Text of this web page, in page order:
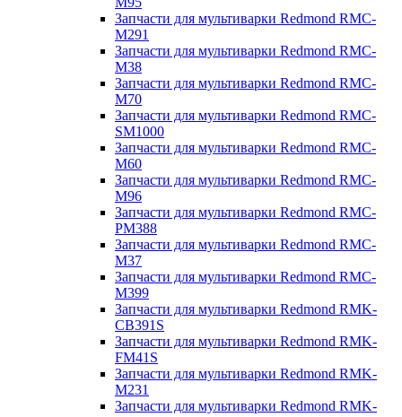
Запчасти для мультиварки Redmond RMC-
M291
Запчасти для мультиварки Redmond RMC-
M38
Запчасти для мультиварки Redmond RMC-
M70
Запчасти для мультиварки Redmond RMC-
SM1000
Запчасти для мультиварки Redmond RMC-
M60
Запчасти для мультиварки Redmond RMC-
M96
Запчасти для мультиварки Redmond RMC-
PM388
Запчасти для мультиварки Redmond RMC-
M37
Запчасти для мультиварки Redmond RMC-
M399
Запчасти для мультиварки Redmond RMK-
CB391S
Запчасти для мультиварки Redmond RMK-
FM41S
Запчасти для мультиварки Redmond RMK-
M231
Запчасти для мультиварки Redmond RMK-